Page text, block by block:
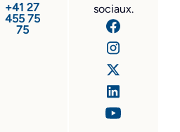
+41 27
455 75
75
sociaux.